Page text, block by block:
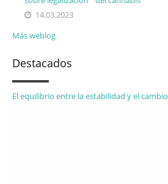
14.03.2023
Más weblog
Destacados
El equilibrio entre la estabilidad y el cambio